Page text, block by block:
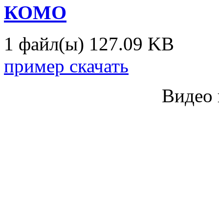
КОМО
1 файл(ы) 127.09 KB
пример скачать
Видео